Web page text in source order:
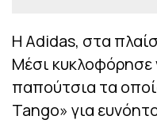
Η Adidas, στα
Μέσι κυκλοφόρησε
παπούτσια τα
Tango» για